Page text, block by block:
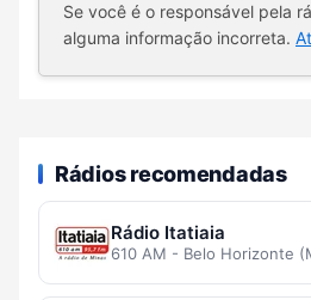
Se você é o responsável pela
alguma informação incorreta.
Rádios recomendadas
Rádio Itatiaia
610 AM - Belo Horizonte